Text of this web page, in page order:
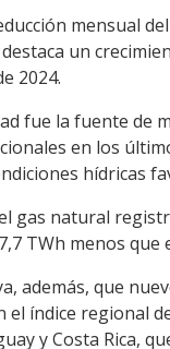
mensual
un
2024.
fue la fuente de
en los
hídricas
gas natural
TWh menos que
además, que
índice regional
y Costa Rica,